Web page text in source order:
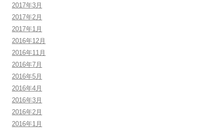
2017年3月
2017年2月
2017年1月
2016年12月
2016年11月
2016年7月
2016年5月
2016年4月
2016年3月
2016年2月
2016年1月